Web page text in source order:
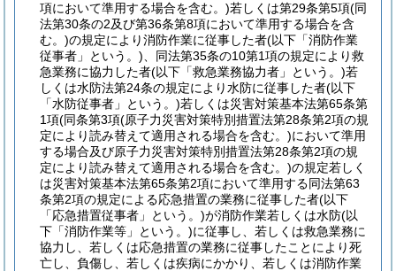
項において準用する場合を含む。)若しくは第29条第5項(同
法第30条の2及び第36条第8項において準用する場合を含
む。)の規定により消防作業に従事した者(以下「消防作業
従事者」という。) 、同法第35条の10第1項の規定により救
急業務に協力した者(以下「救急業務協力者」という。)若
しくは水防法第24条の規定により水防に従事した者(以下
「水防従事者」という。)若しくは災害対策基本法第65条第
1項(同条第3項(原子力災害対策特別措置法第28条第2項の規
定により読み替えて適用される場合を含む。)において準用
する場合及び原子力災害対策特別措置法第28条第2項の規
定により読み替えて適用される場合を含む。)の規定若しく
は災害対策基本法第65条第2項において準用する同法第63
条第2項の規定による応急措置の業務に従事した者(以下
「応急措置従事者」という。)が消防作業若しくは水防(以
下「消防作業等」という。)に従事し、若しくは救急業務に
協力し、若しくは応急措置の業務に従事したことにより死
亡し、負傷し、若しくは疾病にかかり、若しくは消防作業